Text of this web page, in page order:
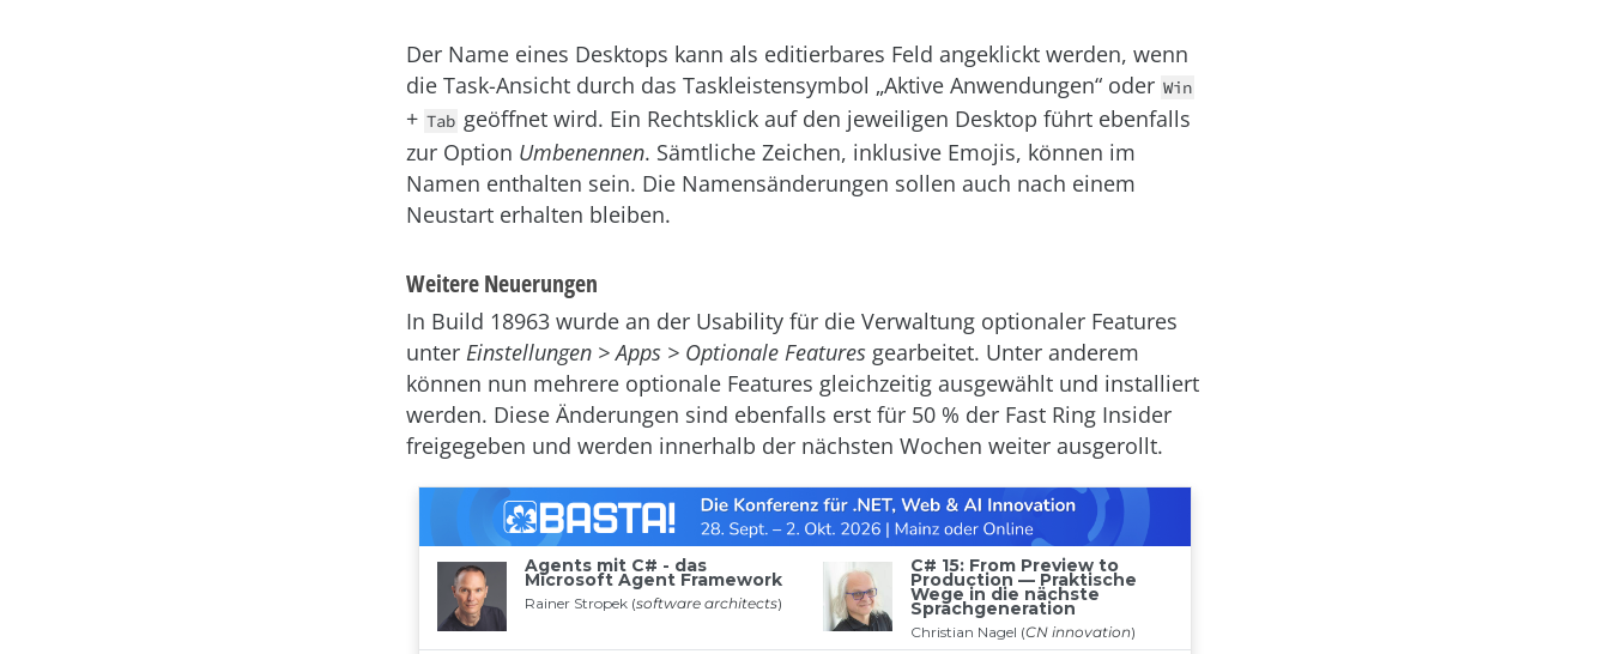
Der Name eines Desktops kann als editierbares Feld angeklickt werden, wenn
die Task-Ansicht durch das Taskleistensymbol „Aktive Anwendungen“ oder Win
+ Tab geöffnet wird. Ein Rechtsklick auf den jeweiligen Desktop führt ebenfalls
zur Option Umbenennen. Sämtliche Zeichen, inklusive Emojis, können im
Namen enthalten sein. Die Namensänderungen sollen auch nach einem
Neustart erhalten bleiben.
Weitere Neuerungen
In Build 18963 wurde an der Usability für die Verwaltung optionaler Features
unter Einstellungen > Apps > Optionale Features gearbeitet. Unter anderem
können nun mehrere optionale Features gleichzeitig ausgewählt und installiert
werden. Diese Änderungen sind ebenfalls erst für 50 % der Fast Ring Insider
freigegeben und werden innerhalb der nächsten Wochen weiter ausgerollt.